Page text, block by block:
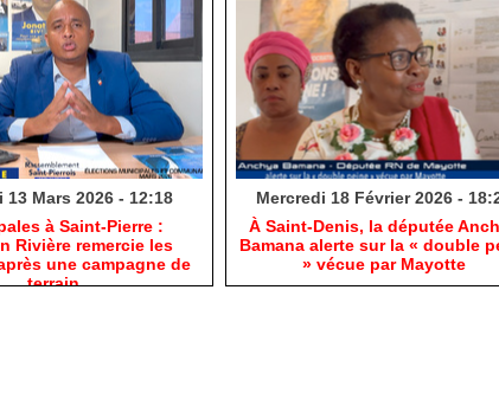
13 Mars 2026 - 12:18
à Saint-Pierre :
Rivière remercie les
une campagne de
terrain
Mercredi 18 Février 2026 -
​À Saint-Denis, la députée
Bamana alerte sur la « double
» vécue par Mayotte